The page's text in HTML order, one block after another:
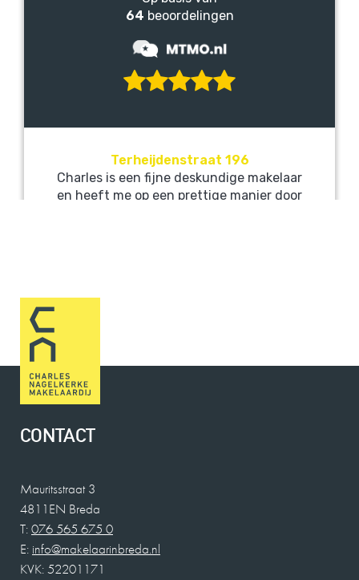
CONTACT
Mauritsstraat 3
4811EN Breda
T:076 565 675 0
E: info@makelaarinbreda.nl
KVK: 52201171